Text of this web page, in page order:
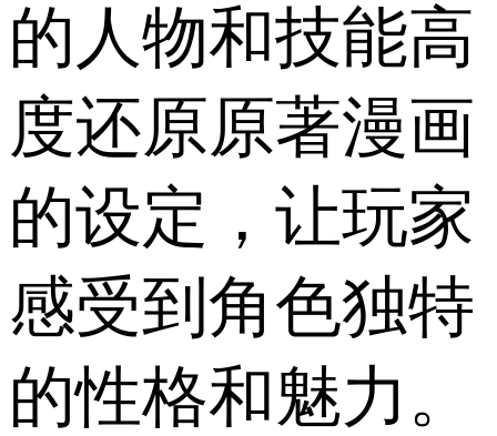
的人物和技能高
度还原原著漫画
的设定，让玩家
感受到角色独特
的性格和魅力。